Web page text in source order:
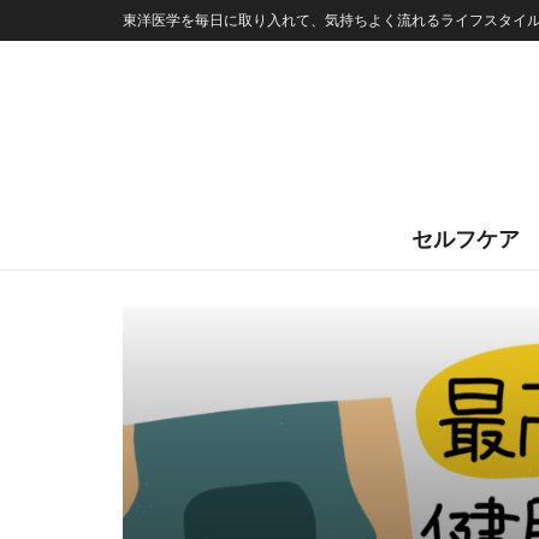
東洋医学を毎日に取り入れて、気持ちよく流れるライフスタイ
セルフケア